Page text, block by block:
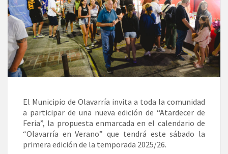
El Municipio de Olavarría invita a toda la comunidad
a participar de una nueva edición de “Atardecer de
Feria”, la propuesta enmarcada en el calendario de
“Olavarría en Verano” que tendrá este sábado la
primera edición de la temporada 2025/26.